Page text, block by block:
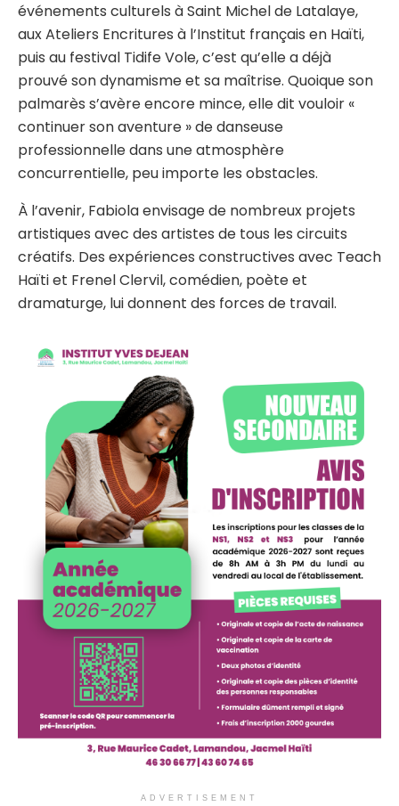
événements culturels à Saint Michel de Latalaye,
aux Ateliers Encritures à l’Institut français en Haïti,
puis au festival Tidife Vole, c’est qu’elle a déjà
prouvé son dynamisme et sa maîtrise. Quoique son
palmarès s’avère encore mince, elle dit vouloir «
continuer son aventure » de danseuse
professionnelle dans une atmosphère
concurrentielle, peu importe les obstacles.
À l’avenir, Fabiola envisage de nombreux projets
artistiques avec des artistes de tous les circuits
créatifs. Des expériences constructives avec Teach
Haïti et Frenel Clervil, comédien, poète et
dramaturge, lui donnent des forces de travail.
ADVERTISEMENT